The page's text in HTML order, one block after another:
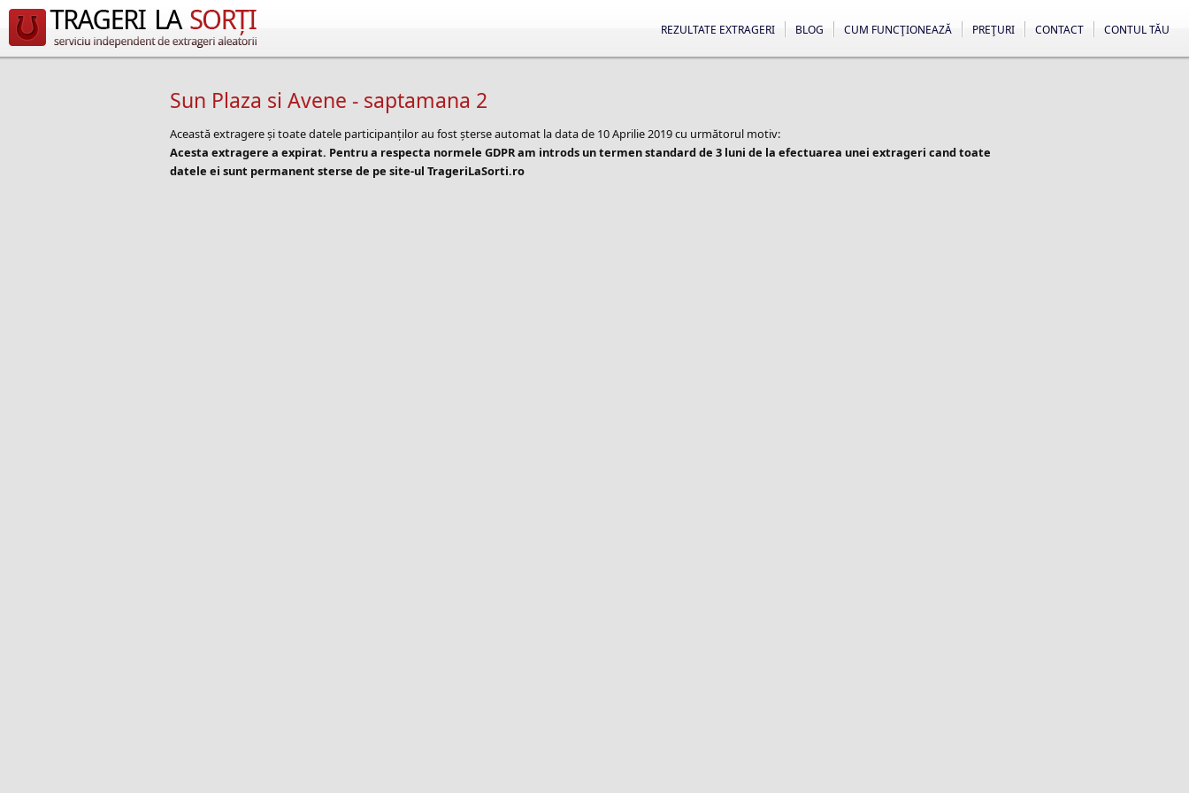
CONTUL TĂU
CONTACT
PREŢURI
CUM FUNCŢIONEAZĂ
BLOG
REZULTATE EXTRAGERI
Sun Plaza si Avene - saptamana 2
Această extragere și toate datele participanților au fost șterse automat la data de 10 Aprilie 2019 cu următorul motiv:
Acesta extragere a expirat. Pentru a respecta normele GDPR am introds un termen standard de 3 luni de la efectuarea unei extrageri cand toate
datele ei sunt permanent sterse de pe site-ul TrageriLaSorti.ro